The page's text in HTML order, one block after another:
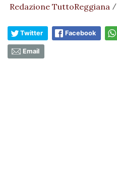
Redazione TuttoReggiana /
Twitter Facebook
Email